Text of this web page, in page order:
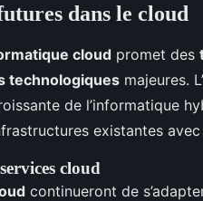
dans le cloud
cloud promet des
technologiques majeures.
de l’informatique
existantes
cloud
continueront de